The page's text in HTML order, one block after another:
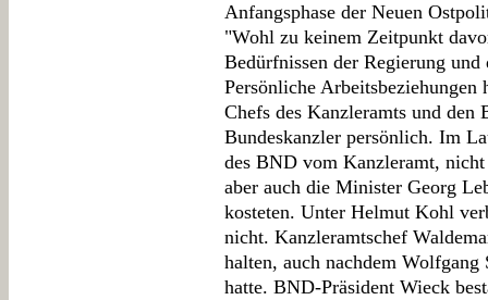
Anfangsphase der Neuen
"Wohl zu keinem Zeitpunkt
Bedürfnissen der Regierung
Persönliche Arbeitsbeziehungen
Chefs des Kanzleramts und den
Bundeskanzler persönlich. Im
des BND vom Kanzleramt,
aber auch die Minister Georg
kosteten. Unter Helmut Kohl
nicht. Kanzleramtschef
halten, auch nachdem Wolfgang
hatte. BND-Präsident Wieck